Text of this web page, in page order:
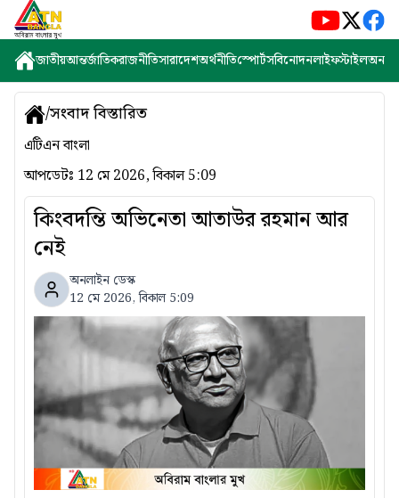
জাতীয়আন্তর্জাতিকরাজনীতিসারাদেশঅর্থনীতিস্পোর্টসবিনোদনলাইফস্টাইল
/সংবাদ বিস্তারিত
এটিএন বাংলা
আপডেটঃ 12 মে 2026, বিকাল 5:09
কিংবদন্তি অভিনেতা আতাউর রহমান আর
নেই
অনলাইন ডেস্ক
12 মে 2026, বিকাল 5:09